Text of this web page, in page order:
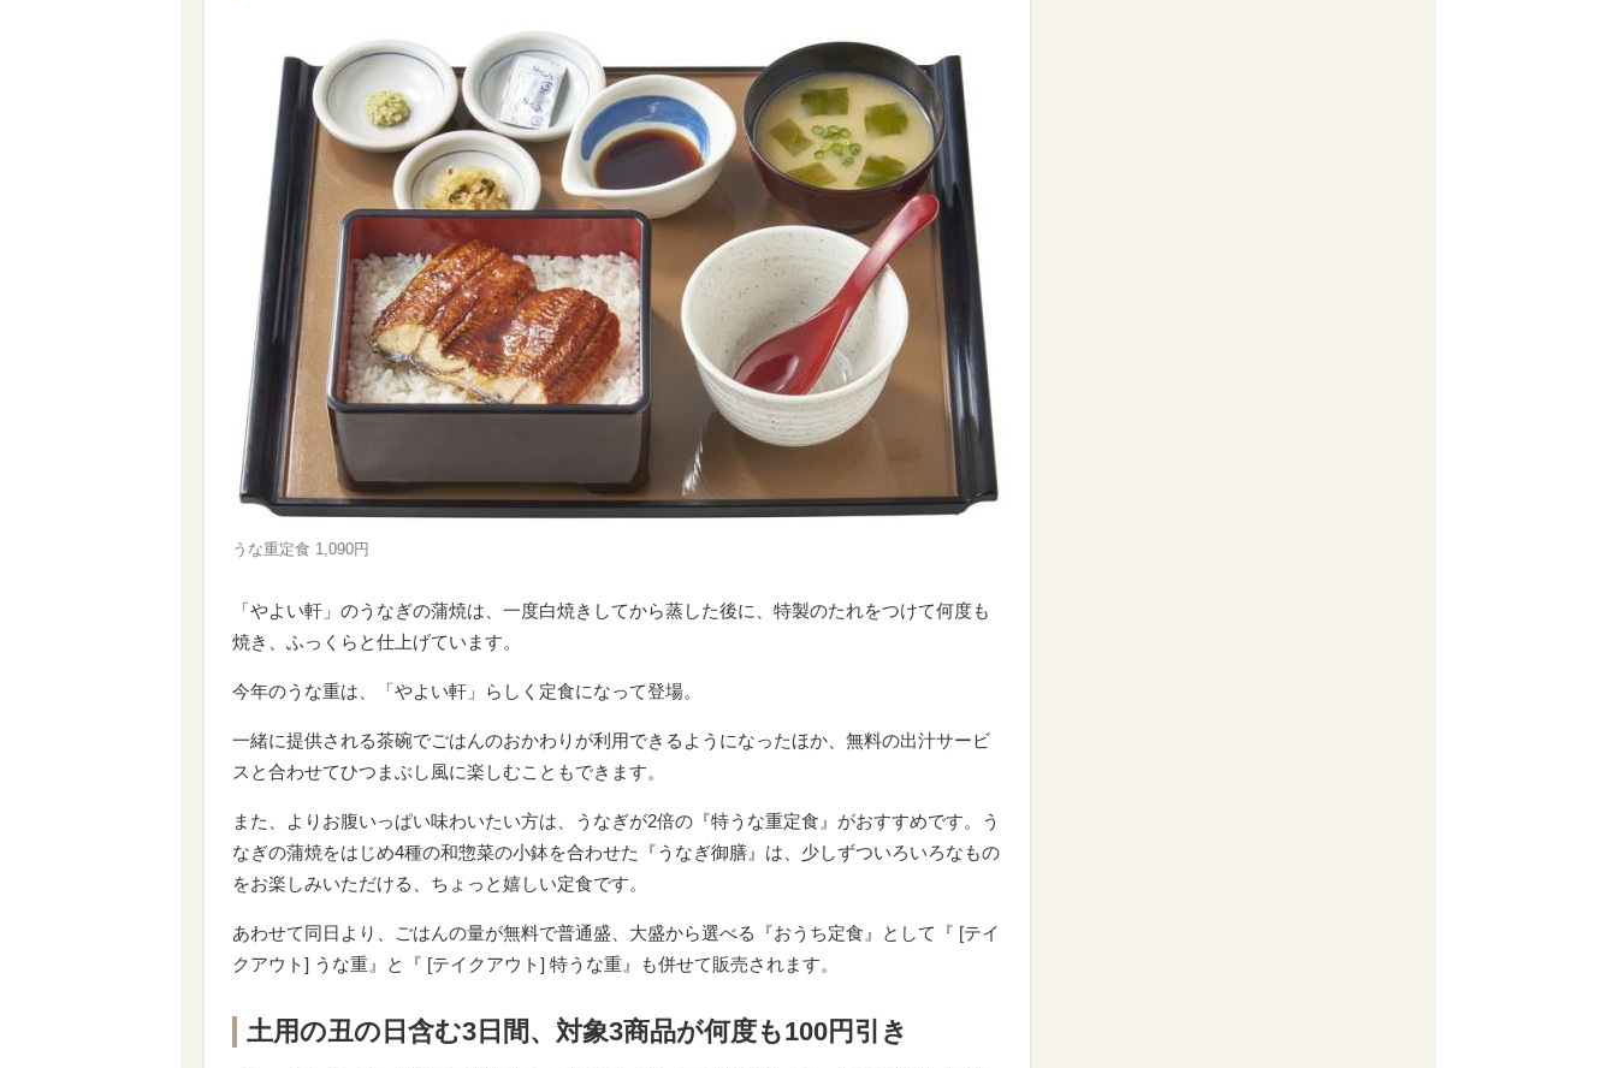
うな重定食 1,090円
「やよい軒」のうなぎの蒲焼は、一度白焼きしてから蒸した後に、特製のたれをつけて何度も
焼き、ふっくらと仕上げています。
今年のうな重は、「やよい軒」らしく定食になって登場。
一緒に提供される茶碗でごはんのおかわりが利用できるようになったほか、無料の出汁サービ
スと合わせてひつまぶし風に楽しむこともできます。
また、よりお腹いっぱい味わいたい方は、うなぎが2倍の『特うな重定食』がおすすめです。う
なぎの蒲焼をはじめ4種の和惣菜の小鉢を合わせた『うなぎ御膳』は、少しずついろいろなもの
をお楽しみいただける、ちょっと嬉しい定食です。
あわせて同日より、ごはんの量が無料で普通盛、大盛から選べる『おうち定食』として『 [テイ
クアウト] うな重』と『 [テイクアウト] 特うな重』も併せて販売されます。
土用の丑の日含む3日間、対象3商品が何度も100円引き